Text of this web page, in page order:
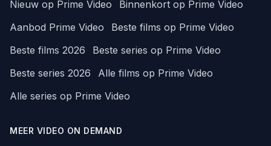
Nieuw op Prime Video
Binnenkort op Prime Video
Aanbod Prime Video
Beste films op Prime Video
Beste films 2026
Beste series op Prime Video
Beste series 2026
Alle films op Prime Video
Alle series op Prime Video
MEER VIDEO ON DEMAND